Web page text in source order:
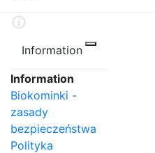
Information
Information
Biokominki -
zasady
bezpieczeństwa
Polityka